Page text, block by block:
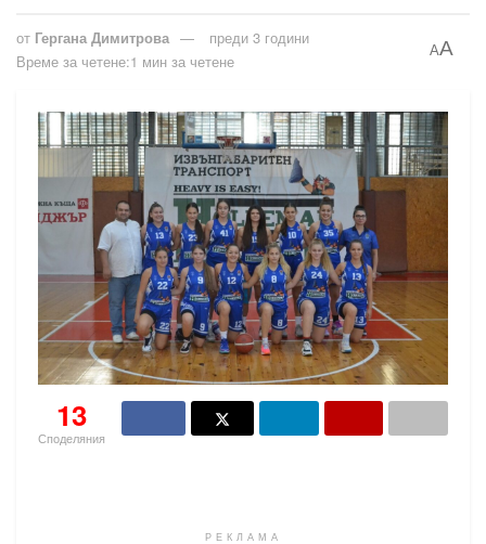
от Гергана Димитрова
преди 3 години
Време за четене:1 мин за четене
AA
13
Споделяния
РЕКЛАМА